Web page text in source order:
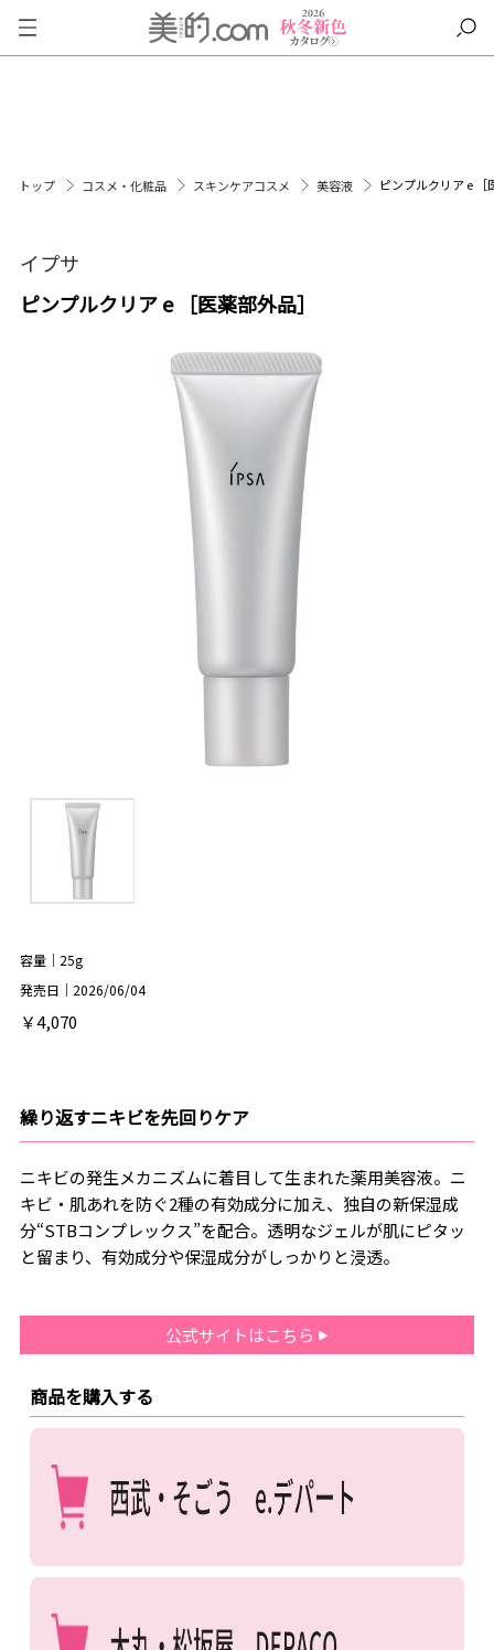
トップ コスメ・化粧品 スキンケアコスメ 美容液 ピンプルクリア e ［
イプサ
ピンプルクリア e ［医薬部外品］
容量｜25g
発売日｜2026/06/04
￥4,070
繰り返すニキビを先回りケア
ニキビの発生メカニズムに着目して生まれた薬用美容液。ニ
キビ・肌あれを防ぐ2種の有効成分に加え、独自の新保湿成
分“STBコンプレックス”を配合。透明なジェルが肌にピタッ
と留まり、有効成分や保湿成分がしっかりと浸透。
公式サイトはこちら
商品を購入する